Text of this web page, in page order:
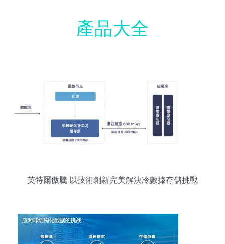
產品大全
英特爾傲騰 以技術創新完美解決冷數據存儲挑戰